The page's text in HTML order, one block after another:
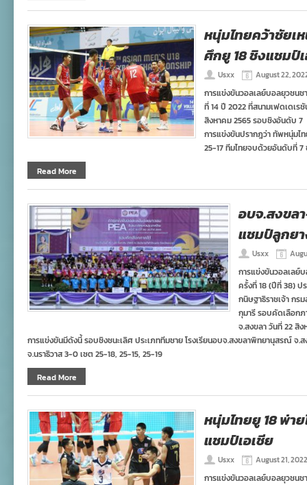
หนุ่มไทยคว้าชัยเ
ศึกยู​ 18 ชิงแชมป์
Usxx August 22,
การแข่งขันวอลเลย์บอลยุวชนช
ที่ 14 ปี 2022 ที่สนามเฟดเดเร
สิงหาคม 2565 รอบชิงอันดับ
การแข่งขันปรากฎว่า ทัพหนุ่มไท
25-17 ทีมไทยจบด้วยอันดับที่ 7
Read More
อบจ.สงขล
แชมป์ลูกยา
Usxx
การแข่งขันวอลเลย์
ครั้งที่ 18 (ปีที่ 38) ป
กนิษฐาธิราชเจ้า กร
กุมารี รอบคัดเลือก
จ.สงขลา วันที่ 22 สิ
การแข่งขันมีดังนี้ รอบชิงชนะเลิศ ประเภททีมชาย โรงเรียนอบจ.สงขลาพิทยานุสรณ์ จ.ส
จ.นราธิวาส 3-0 เซต 25-18, 25-15, 25-19
Read More
หนุ่มไทยยู 18 พ่า
แชมป์เอเชีย
Usxx August 21, 2022
การแข่งขันวอลเลย์บอลยุวชนช